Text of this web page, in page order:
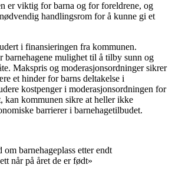
er viktig for barna og for foreldrene, og
handlingsrom for å kunne gi et
i finansieringen fra kommunen.
barnehagene mulighet til å tilby sunn og
Makspris og moderasjonsordninger sikrer
et hinder for barns deltakelse i
kostpenger i moderasjonsordningen for
kan kommunen sikre at heller ikke
barrierer i barnehagetilbudet.
barnehageplass etter endt
når på året de er født»